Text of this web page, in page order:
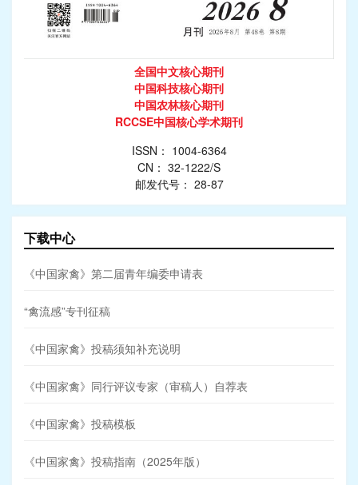
全国中文核心期刊
中国科技核心期刊
中国农林核心期刊
RCCSE中国核心学术期刊
ISSN： 1004-6364
CN： 32-1222/S
邮发代号： 28-87
下载中心
《中国家禽》第二届青年编委申请表
“禽流感”专刊征稿
《中国家禽》投稿须知补充说明
《中国家禽》同行评议专家（审稿人）自荐表
《中国家禽》投稿模板
《中国家禽》投稿指南（2025年版）